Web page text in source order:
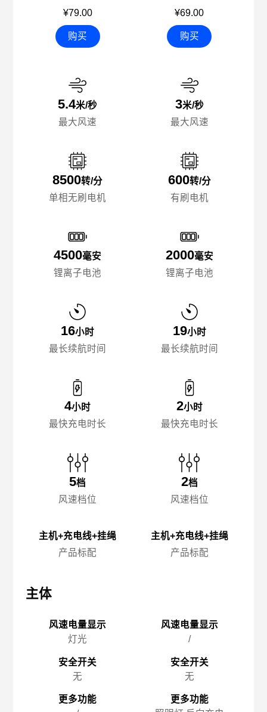
¥79.00
购买
5.4米/秒
最大风速
8500转/分
单相无刷电机
4500毫安
锂离子电池
16小时
最长续航时间
4小时
最快充电时长
5档
风速档位
主机+充电线+挂绳
产品标配
主体
风速电量显示
灯光
安全开关
无
更多功能
¥69.00
购买
3米/秒
最大风速
600转/分
有刷电机
2000毫安
锂离子电池
19小时
最长续航时间
2小时
最快充电时长
2档
风速档位
主机+充电线+挂绳
产品标配
风速电量显示
/
安全开关
无
更多功能